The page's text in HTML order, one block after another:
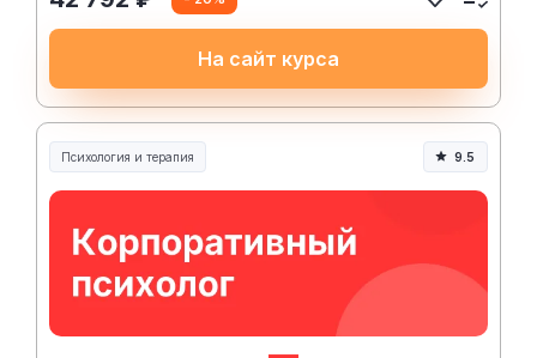
На сайт курса
Психология и терапия 9.5